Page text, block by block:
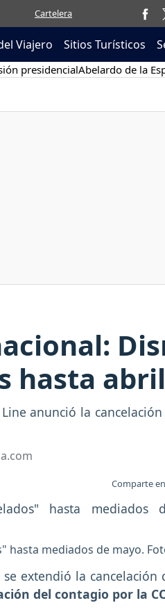
Cartelera
Viajero Sitios Turísticos
presidencialAbelardo de la
hasta
anunció la
Comparte
hasta mediados de mayo.
extendió la cancelación
del contagio por la